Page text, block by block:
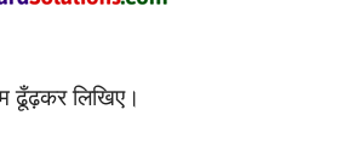
ढूँढ़कर लिखिए।